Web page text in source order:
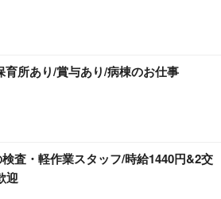
所あり/賞与あり/病棟のお仕事
査・軽作業スタッフ/時給1440円&2交
迎